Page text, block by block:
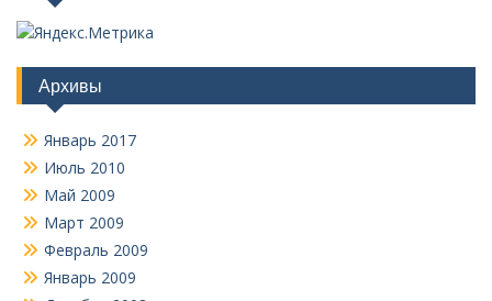
Архивы
Январь 2017
Июль 2010
Май 2009
Март 2009
Февраль 2009
Январь 2009